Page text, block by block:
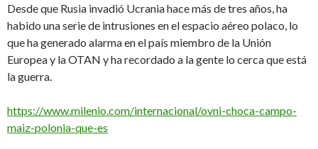
Desde que Rusia invadió Ucrania hace más de tres años, ha
habido una serie de intrusiones en el espacio aéreo polaco, lo
que ha generado alarma en el país miembro de la Unión
Europea y la OTAN y ha recordado a la gente lo cerca que está
la guerra.
https://www.milenio.com/internacional/ovni-choca-campo-
maiz-polonia-que-es